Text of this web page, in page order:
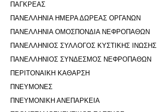
ΠΑΓΚΡΕΑΣ
ΠΑΝΕΛΛΗΝΙΑ ΗΜΕΡΑ ΔΩΡΕΑΣ ΟΡΓΑΝΩΝ
ΠΑΝΕΛΛΗΝΙΑ ΟΜΟΣΠΟΝΔΙΑ ΝΕΦΡΟΠΑΘΩΝ
ΠΑΝΕΛΛΗΝΙΟΣ ΣΥΛΛΟΓΟΣ ΚΥΣΤΙΚΗΣ ΙΝΩΣΗΣ
ΠΑΝΕΛΛΗΝΙΟΣ ΣΥΝΔΕΣΜΟΣ ΝΕΦΡΟΠΑΘΩΝ
ΠΕΡΙΤΟΝΑΙΚΗ ΚΑΘΑΡΣΗ
ΠΝΕΥΜΟΝΕΣ
ΠΝΕΥΜΟΝΙΚΗ ΑΝΕΠΑΡΚΕΙΑ